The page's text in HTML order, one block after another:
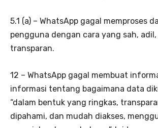
5.1 (a) – WhatsApp gagal memproses
pengguna dengan cara yang sah, adil,
transparan.
12 – WhatsApp gagal membuat
informasi tentang bagaimana data
“dalam bentuk yang ringkas,
dipahami, dan mudah diakses,